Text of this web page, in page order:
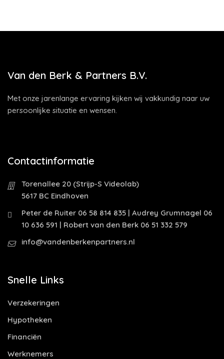
Van den Berk & Partners B.V.
Met onze jarenlange ervaring kijken wij vakkundig naar uw
persoonlijke situatie en wensen.
Contactinformatie
Torenallee 20 (Strijp-S Videolab)
5617 BC Eindhoven
Peter de Ruiter 06 58 814 835 | Audrey Grumnagel 06
10 636 591 | Robert van den Berk 06 51 332 579
info@vandenberkenpartners.nl
Snelle Links
Verzekeringen
Hypotheken
Financiën
Werknemers